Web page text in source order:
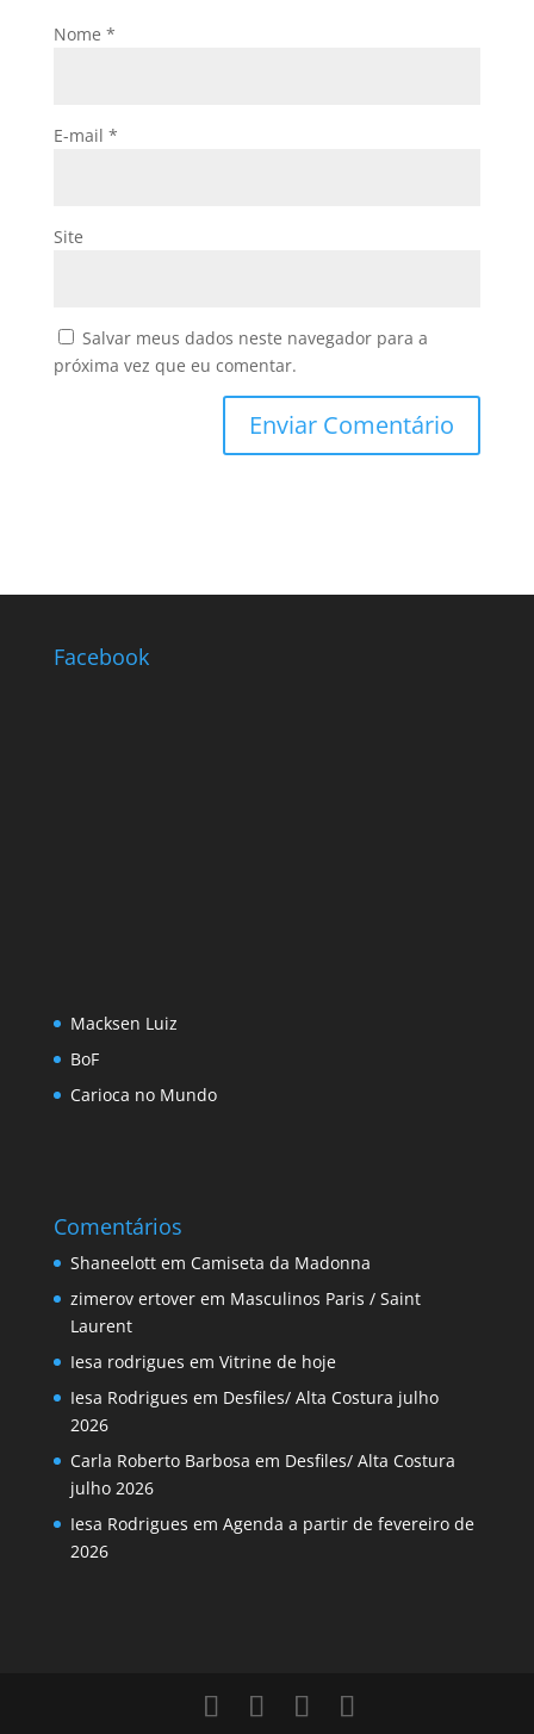
Nome *
E-mail *
Site
Salvar meus dados neste navegador para a
próxima vez que eu comentar.
Facebook
Macksen Luiz
BoF
Carioca no Mundo
Comentários
Shaneelottem Camiseta da Madonna
zimerov ertoverem Masculinos Paris / Saint
Laurent
Iesa rodrigues em Vitrine de hoje
Iesa Rodrigues em Desfiles/ Alta Costura julho
2026
Carla Roberto Barbosa em Desfiles/ Alta Costura
julho 2026
Iesa Rodrigues em Agenda a partir de fevereiro de
2026